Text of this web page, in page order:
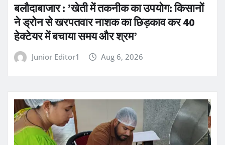
बलौदाबाजार : ’खेती में तकनीक का उपयोग: किसानों
ने ड्रोन से खरपतवार नाशक का छिड़काव कर 40
हेक्टेयर में बचाया समय और श्रम’
Junior Editor1 Aug 6, 2026